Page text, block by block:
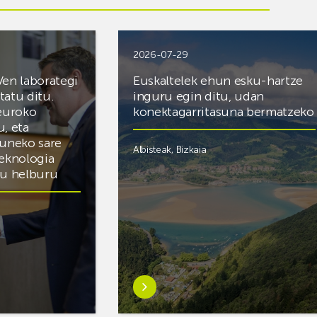
laborategi
ditu.
eta
sare
helburu
2026-07-29
Euskaltelek ehun esku-hartze
inguru egin ditu, udan
konektagarritasuna bermatzeko
Albisteak, Bizkaia
Ezagutu
gehiago:Euskaltelek